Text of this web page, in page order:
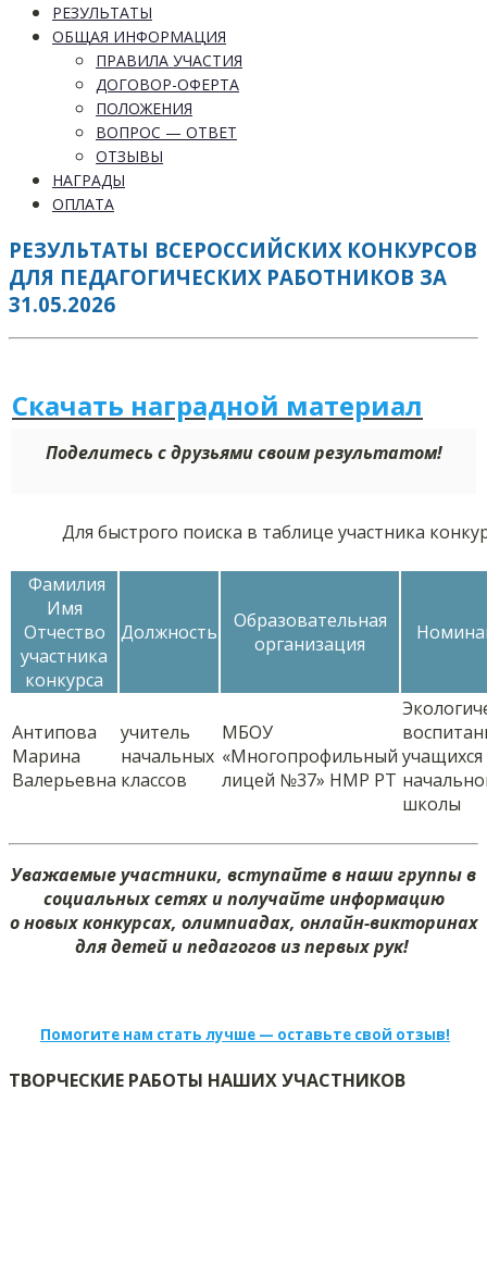
РЕЗУЛЬТАТЫ
ОБЩАЯ ИНФОРМАЦИЯ
ПРАВИЛА УЧАСТИЯ
ДОГОВОР-ОФЕРТА
ПОЛОЖЕНИЯ
ВОПРОС — ОТВЕТ
ОТЗЫВЫ
НАГРАДЫ
ОПЛАТА
РЕЗУЛЬТАТЫ ВСЕРОССИЙСКИХ КОНКУРСОВ
ДЛЯ ПЕДАГОГИЧЕСКИХ РАБОТНИКОВ ЗА
31.05.2026
Скачать наградной материал
Поделитесь с друзьями своим результатом!
Для быстрого поиска в таблице участника
Фамилия
Имя
Отчество
участника
конкурса
Должность
Образовательная
организация
Антипова
Марина
Валерьевна
учитель
начальных
классов
МБОУ
«Многопрофильный
лицей №37» НМР РТ
учащихся
школы
Уважаемые участники, вступайте в наши группы в
социальных сетях и получайте информацию
о новых конкурсах, олимпиадах, онлайн-викторинах
для детей и педагогов из первых рук!
Помогите нам стать лучше — оставьте свой отзыв!
ТВОРЧЕСКИЕ РАБОТЫ НАШИХ УЧАСТНИКОВ